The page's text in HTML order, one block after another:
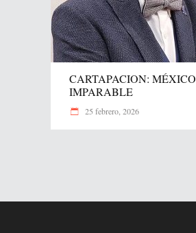
CARTAPACION: MÉXICO
IMPARABLE
25 febrero, 2026